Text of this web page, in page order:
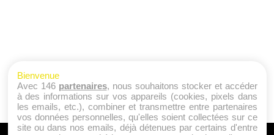
Bienvenue
Avec 146 partenaires, nous souhaitons stocker et accéder
à des informations sur vos appareils (cookies, pixels dans
les emails, etc.), combiner et transmettre entre partenaires
vos données personnelles, qu'elles soient collectées sur ce
site ou dans nos emails, déjà détenues par certains d'entre